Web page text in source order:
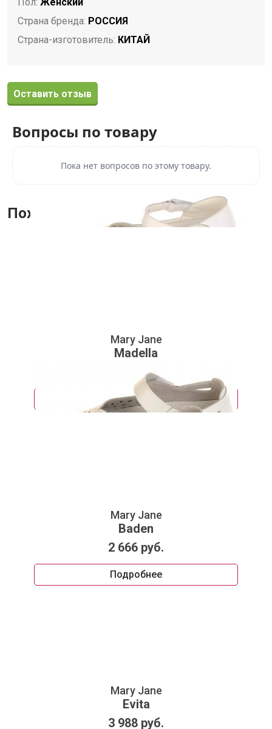
Страна бренда: РОССИЯ
Страна-изготовитель: КИТАЙ
Оставить отзыв
Вопросы по товару
Пока нет вопросов по этому товару.
Похожие товары
Mary Jane
Madella
2 264 руб.
Подробнее
Mary Jane
Baden
2 666 руб.
Подробнее
Mary Jane
Evita
3 988 руб.